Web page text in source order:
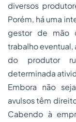
diversos
Porém, há uma
gestor de mão
trabalho eventual,
do produtor
determinada
Embora não
avulsos têm
Cabendo à